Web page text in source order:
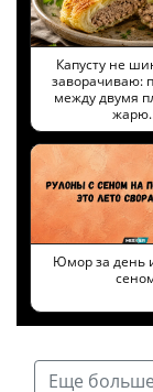
Капусту не
заворачиваю:
между двумя
Юмор за день
Еще